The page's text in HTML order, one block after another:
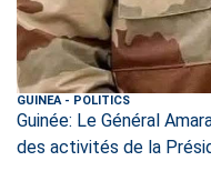
GUINEA- POLITICS
Guinée: Le Général
des activités de la